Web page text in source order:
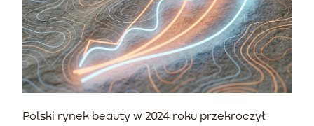
Polski rynek beauty w 2024 roku przekroczył